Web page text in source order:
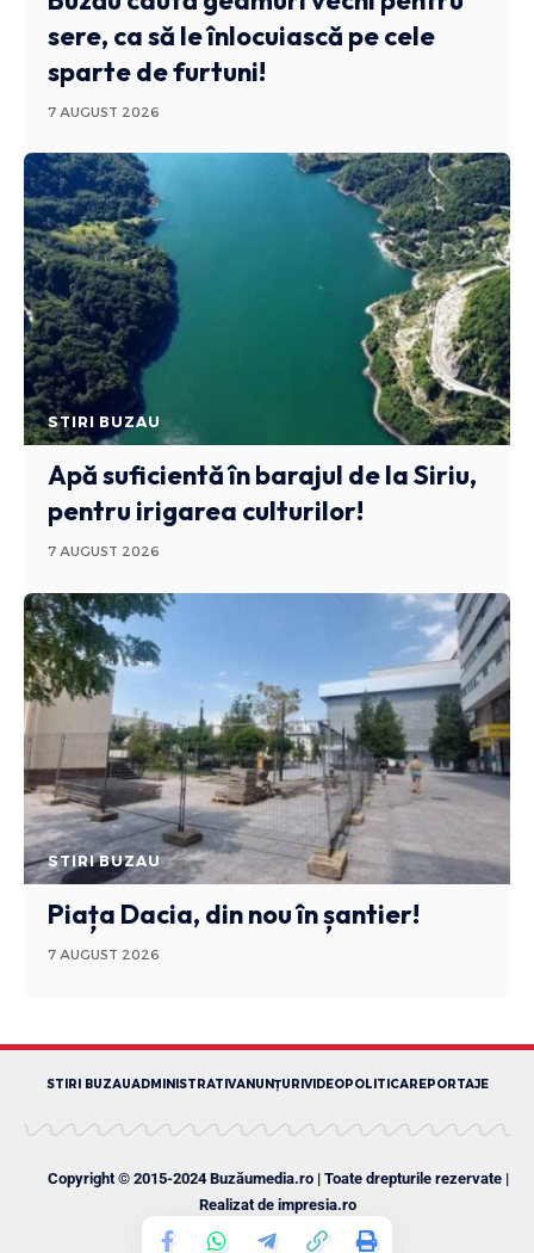
sere, ca să le înlocuiască pe cele
sparte de furtuni!
7 AUGUST 2026
STIRI BUZAU
Apă suficientă în barajul de la Siriu,
pentru irigarea culturilor!
7 AUGUST 2026
STIRI BUZAU
Piața Dacia, din nou în șantier!
7 AUGUST 2026
STIRI BUZAUADMINISTRATIVANUNȚURIVIDEOPOLITICAREPORTAJE
Copyright © 2015-2024 Buzăumedia.ro | Toate drepturile rezervate |
Realizat de impresia.ro